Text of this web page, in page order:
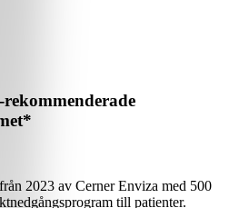
2023 av Cerner Enviza med 500
till patienter.